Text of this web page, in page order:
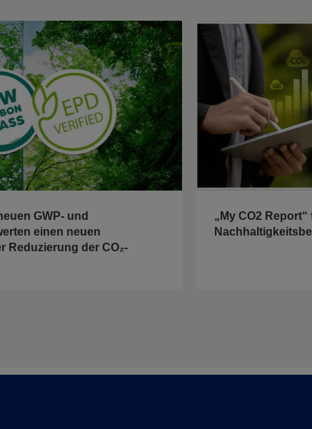
GWP- und
einen neuen
Reduzierung der CO₂-
„My CO2